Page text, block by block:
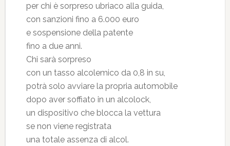
per chi è sorpreso ubriaco alla guida,
con sanzioni fino a 6.000 euro
e sospensione della patente
fino a due anni.
Chi sarà sorpreso
con un tasso alcolemico da 0,8 in su,
potrà solo avviare la propria automobile
dopo aver soffiato in un alcolock,
un dispositivo che blocca la vettura
se non viene registrata
una totale assenza di alcol.